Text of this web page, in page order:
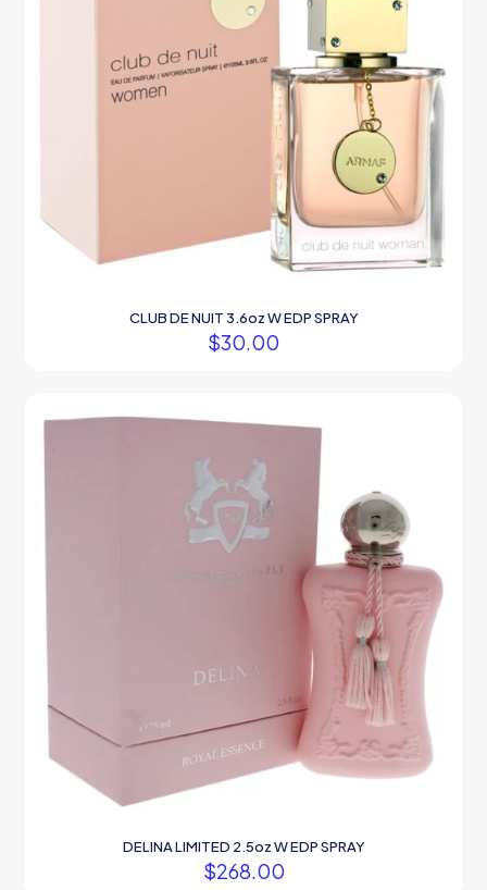
CLUB DE NUIT 3.6oz W EDP SPRAY
$30.00
DELINA LIMITED 2.5oz W EDP SPRAY
$268.00